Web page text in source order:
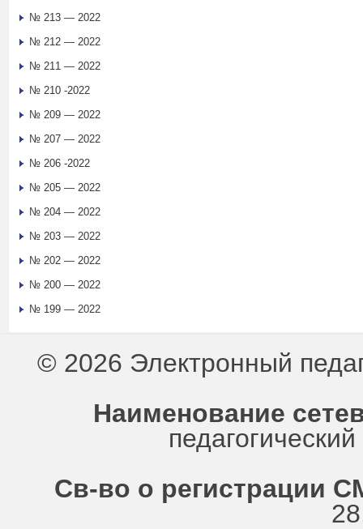
№ 213 — 2022
№ 212 — 2022
№ 211 — 2022
№ 210 -2022
№ 209 — 2022
№ 207 — 2022
№ 206 -2022
№ 205 — 2022
№ 204 — 2022
№ 203 — 2022
№ 202 — 2022
№ 200 — 2022
№ 199 — 2022
© 2026 Электронный
Наименование
Св-во о регистрации